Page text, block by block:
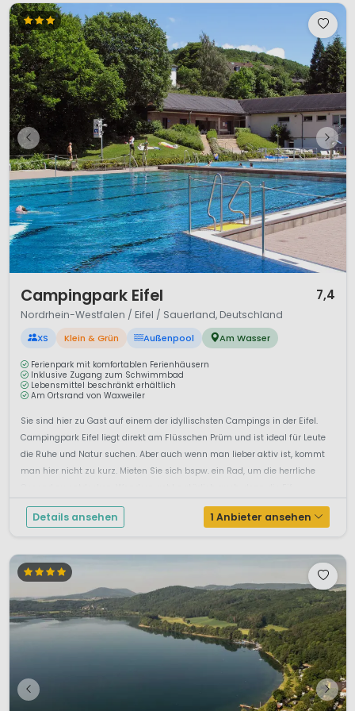
Campingpark Eifel 7,4
Nordrhein-Westfalen / Eifel / Sauerland, Deutschland
XS Klein & Grün Außenpool Am Wasser
Ferienpark mit komfortablen Ferienhäusern
Inklusive Zugang zum Schwimmbad
Lebensmittel beschränkt erhältlich
Am Ortsrand von Waxweiler
Sie sind hier zu Gast auf einem der idyllischsten Campings in der Eifel.
Campingpark Eifel liegt direkt am Flüsschen Prüm und ist ideal für Leute
die Ruhe und Natur suchen. Aber auch wenn man lieber aktiv ist, kommt
man hier nicht zu kurz. Mieten Sie sich bspw. ein Rad, um die herrliche
Details ansehen 1 Anbieter ansehen